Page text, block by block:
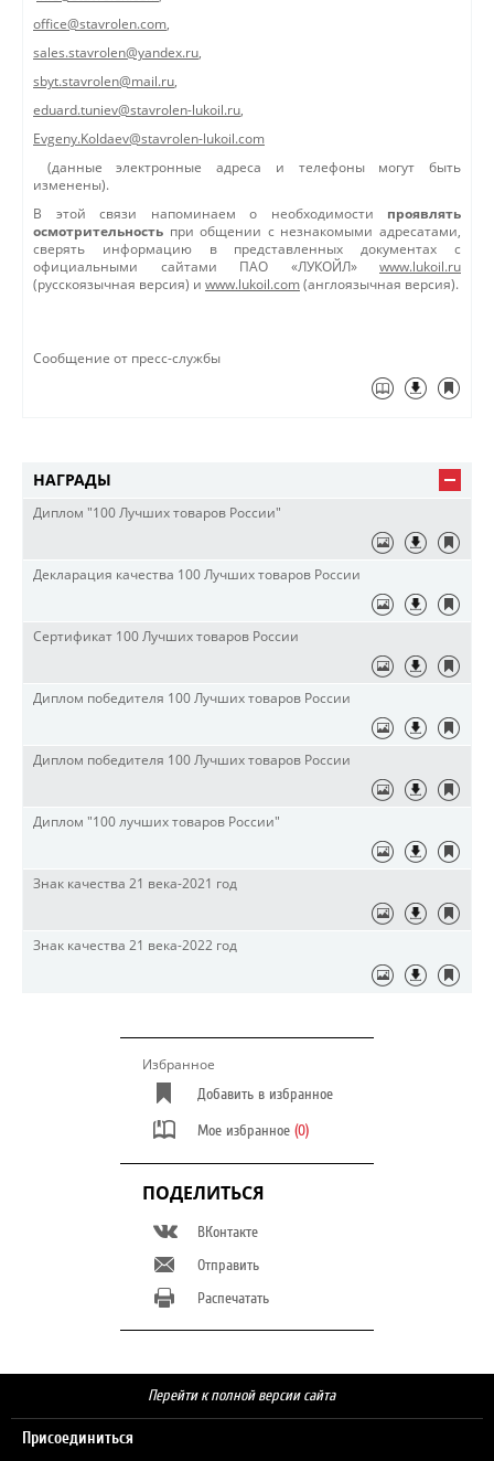
office@stavrolen.com,
sales.stavrolen@yandex.ru,
sbyt.stavrolen@mail.ru,
eduard.tuniev@stavrolen-lukoil.ru,
Evgeny.Koldaev@stavrolen-lukoil.com
(данные электронные адреса и телефоны могут быть
изменены).
В этой связи напоминаем о необходимости проявлять
осмотрительность при общении с незнакомыми адресатами,
сверять информацию в представленных документах с
официальными сайтами ПАО «ЛУКОЙЛ» www.lukoil.ru
(русскоязычная версия) и www.lukoil.com (англоязычная версия).
Сообщение от пресс-службы
НАГРАДЫ
Диплом "100 Лучших товаров России"
Декларация качества 100 Лучших товаров России
Сертификат 100 Лучших товаров России
Диплом победителя 100 Лучших товаров России
Диплом победителя 100 Лучших товаров России
Диплом "100 лучших товаров России"
Знак качества 21 века-2021 год
Знак качества 21 века-2022 год
Избранное
Добавить в избранное
Мое избранное (0)
ПОДЕЛИТЬСЯ
ВКонтакте
Отправить
Распечатать
Перейти к полной версии сайта
Присоединиться